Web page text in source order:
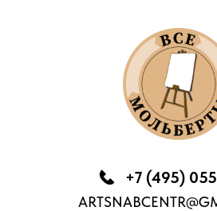
+7 (495)